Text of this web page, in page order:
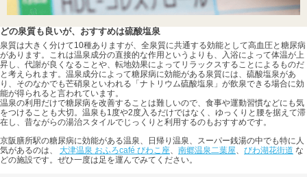
どの泉質も良いが、おすすめは硫酸塩泉
泉質は大きく分けて10種ありますが、全泉質に共通する効能として高血圧と糖尿病
があります。これは温泉成分の直接的な作用というよりも、入浴によって体温が上
昇し、代謝が良くなることや、転地効果によってリラックスすることによるものだ
と考えられます。温泉成分によって糖尿病に効能がある泉質には、硫酸塩泉があ
り、そのなかでも芒硝泉といわれる「ナトリウム硫酸塩泉」が飲泉できる場合に効
能が得られると言われています。
温泉の利用だけで糖尿病を改善することは難しいので、食事や運動習慣などにも気
をつけることも大切。温泉も1度や2度入るだけではなく、ゆっくりと腰を据えて滞
在し、昔ながらの湯治スタイルでじっくりと利用するのもおすすめです。
京阪膳所駅の糖尿病に効能がある温泉、日帰り温泉、スーパー銭湯の中でも特に人
気があるのは、 大津温泉 おふろcafé びわこ座、 南郷温泉二葉屋、 びわ湖花街道 な
どの施設です。ぜひ一度は足を運んでみてください。